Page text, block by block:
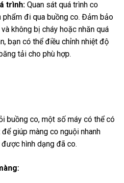
trình:Quan sát quá trình co
phẩm đi qua buồng co. Đảm bảo
không bị cháy hoặc nhăn quá
bạn có thể điều chỉnh nhiệt độ
tải cho phù hợp.
buồng co, một số máy có thể có
giúp màng co nguội nhanh
hình dạng đã co.